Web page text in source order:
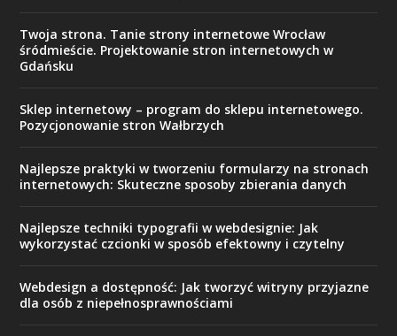
Twoja strona. Tanie strony internetowe Wrocław
śródmieście. Projektowanie stron internetowych w
Gdańsku
Sklep internetowy – program do sklepu internetowego.
Pozycjonowanie stron Wałbrzych
Najlepsze praktyki w tworzeniu formularzy na stronach
internetowych: Skuteczne sposoby zbierania danych
Najlepsze techniki typografii w webdesignie: Jak
wykorzystać czcionki w sposób efektowny i czytelny
Webdesign a dostępność: Jak tworzyć witryny przyjazne
dla osób z niepełnosprawnościami